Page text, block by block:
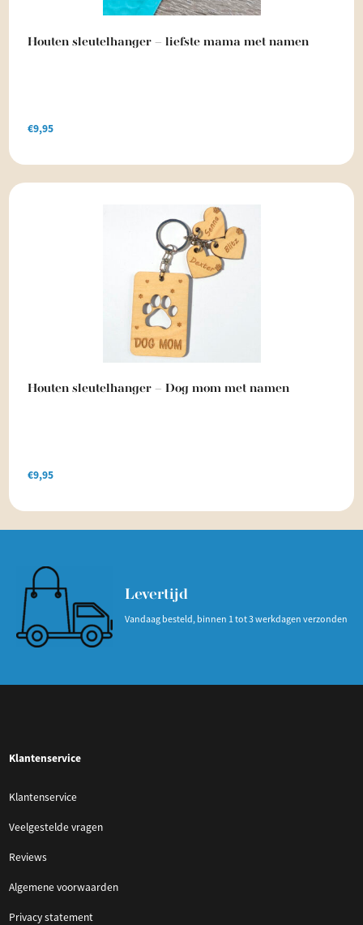
Houten sleutelhanger – liefste mama met namen
€9,95
Houten sleutelhanger – Dog mom met namen
€9,95
Levertijd
Vandaag besteld, binnen 1 tot 3 werkdagen verzonden
Klantenservice
Klantenservice
Veelgestelde vragen
Reviews
Algemene voorwaarden
Privacy statement